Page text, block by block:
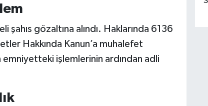
şahıs gözaltına alındı. Haklarında 6136
Hakkında Kanun’a muhalefet
emniyetteki işlemlerinin ardından adli